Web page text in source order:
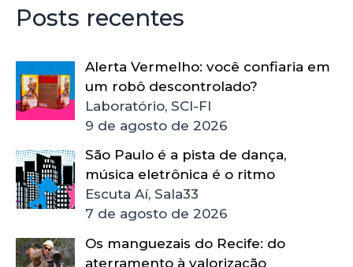
Posts recentes
Alerta Vermelho: você confiaria em
um robô descontrolado?
Laboratório, SCI-FI
9 de agosto de 2026
São Paulo é a pista de dança,
música eletrônica é o ritmo
Escuta Aí, Sala33
7 de agosto de 2026
Os manguezais do Recife: do
aterramento à valorização